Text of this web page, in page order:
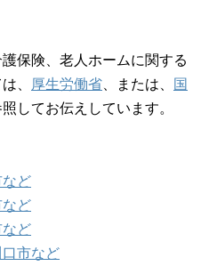
保険、老人ホームに関する
、 厚生労働省 、または、 国
してお伝えしています。
ど
ど
ど
市など